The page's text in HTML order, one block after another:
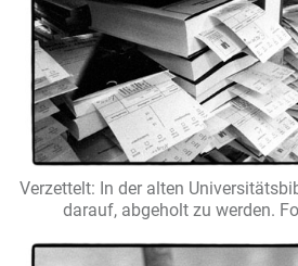
Verzettelt: In der alten
darauf, abgeholt zu werden.